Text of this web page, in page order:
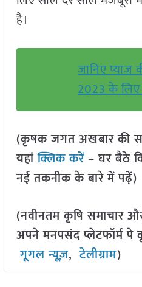
है।
जानिए
2023 के लिए
(कृषक जगत अखबार की
यहांक्लिक करें– घर बैठे
नई तकनीक के बारे में पढ़ें)
(नवीनतम कृषि समाचार
अपने मनपसंद प्लेटफॉर्म
गूगल न्यूज़,टेलीग्राम)